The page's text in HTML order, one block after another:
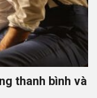
thanh bình và